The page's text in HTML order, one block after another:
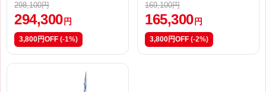
298,100円
294,300 円
3,800円OFF (-1%)
169,100円
165,300 円
3,800円OFF (-2%)